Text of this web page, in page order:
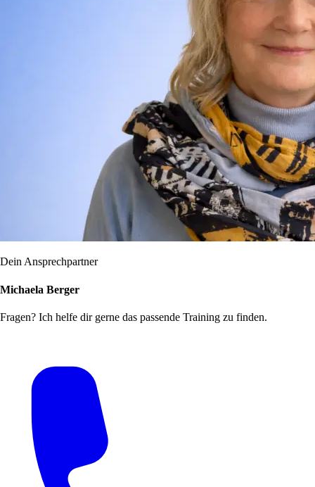
Dein Ansprechpartner
Michaela Berger
Fragen? Ich helfe dir gerne das passende Training zu finden.